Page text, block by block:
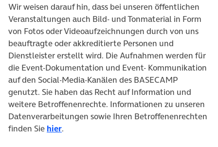
Wir weisen darauf hin, dass bei unseren öffentlichen
Veranstaltungen auch Bild- und Tonmaterial in Form
von Fotos oder Videoaufzeichnungen durch von uns
beauftragte oder akkreditierte Personen und
Dienstleister erstellt wird. Die Aufnahmen werden für
die Event-Dokumentation und Event- Kommunikation
auf den Social-Media-Kanälen des BASECAMP
genutzt. Sie haben das Recht auf Information und
weitere Betroffenenrechte. Informationen zu unseren
Datenverarbeitungen sowie Ihren Betroffenenrechten
finden Sie hier.